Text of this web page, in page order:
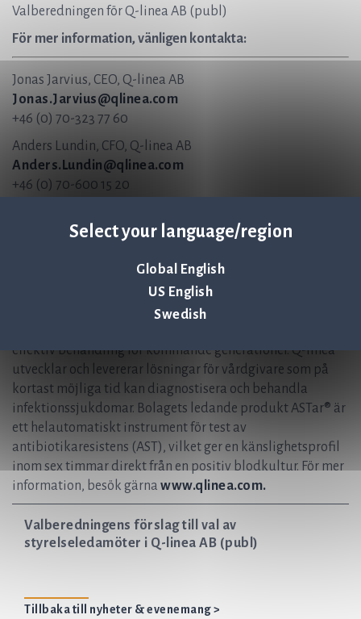
Select your language/region
Global English
US English
Swedish
Valberedningen för Q-linea AB (publ)
För mer information, vänligen kontakta:
Jonas Jarvius, CEO, Q-linea AB
Jonas.Jarvius@qlinea.com
+46 (0) 70-323 77 60
Anders Lundin, CFO, Q-linea AB
Anders.Lundin@qlinea.com
+46 (0) 70-600 15 20
fokus är utveckling av instrument och
förbrukningsartiklar för snabb och pålitlig
infektionsdiagnostik. Vår vision är att hjälpa till att rädda
effektiv behandling för kommande generationer. Q-linea
utvecklar och levererar lösningar för vårdgivare som på
kortast möjliga tid kan diagnostisera och behandla
infektionssjukdomar. Bolagets ledande produkt ASTar® är
ett helautomatiskt instrument för test av
antibiotikaresistens (AST), vilket ger en känslighetsprofil
inom sex timmar direkt från en positiv blodkultur. För mer
information, besök gärna www.qlinea.com.
Valberedningens förslag till val av
styrelseledamöter i Q-linea AB (publ)
Tillbaka till nyheter & evenemang >